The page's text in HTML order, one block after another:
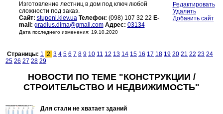
Изготовление лестниц в дом под ключ любой
сложности под заказ.
Сайт: stupeni.kiev.ua Телефон: (098) 107 32 22 E-
mail: gradius.dima@gmail.com Адрес: 03134
Дата последнего изменения: 19.10.2020
Редактировать
Удалить
Добавить сайт
Страницы: 1 2 3 4 5 6 7 8 9 10 11 12 13 14 15 16 17 18 19 20 21 22 23 24
25 26 27 28 29
НОВОСТИ ПО ТЕМЕ "КОНСТРУКЦИИ /
СТРОИТЕЛЬСТВО И НЕДВИЖИМОСТЬ"
Для стали не хватает зданий